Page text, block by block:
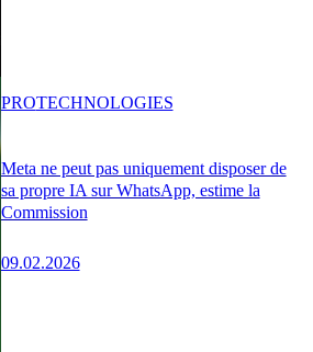
Meta ne peut pas uniquement disposer de
sa propre IA sur WhatsApp, estime la
Commission
09.02.2026
PROTECHNOLOGIES